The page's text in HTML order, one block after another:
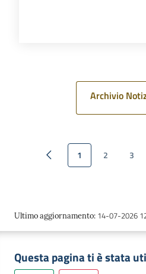
Archivio
Pagina precedente
1 2 3
Ultimo aggiornamento: 14-07-2026
Questa pagina ti è stata